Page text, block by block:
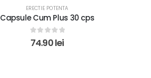
ERECTIE POTENTA
Capsule Cum Plus 30 cps
0out of 5
74.90lei